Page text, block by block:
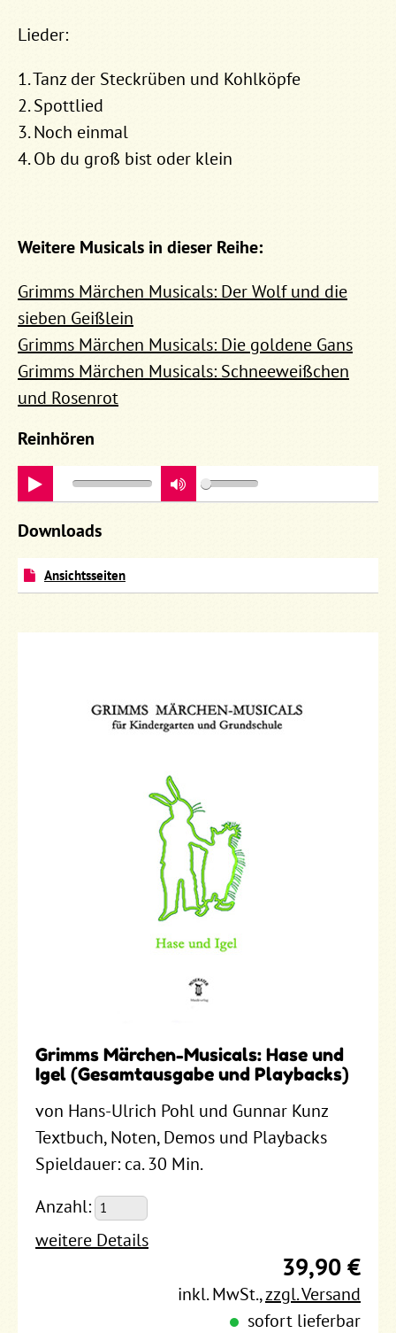
Lieder:
1. Tanz der Steckrüben und Kohlköpfe
2. Spottlied
3. Noch einmal
4. Ob du groß bist oder klein
Weitere Musicals in dieser Reihe:
Grimms Märchen Musicals: Der Wolf und die
sieben Geißlein
Grimms Märchen Musicals: Die goldene Gans
Grimms Märchen Musicals: Schneeweißchen
und Rosenrot
Reinhören
Downloads
Ansichtsseiten
Grimms Märchen-Musicals: Hase und
Igel (Gesamtausgabe und Playbacks)
von Hans-Ulrich Pohl und Gunnar Kunz
Textbuch, Noten, Demos und Playbacks
Spieldauer: ca. 30 Min.
Anzahl:
weitere Details
39,90 €
inkl. MwSt.,zzgl. Versand
sofort lieferbar